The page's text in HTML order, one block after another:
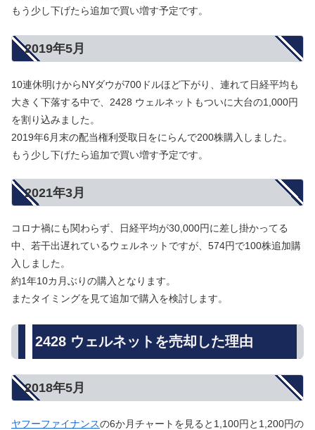
もう少し下げたら追加で買い増す予定です。
2019年5月
10連休明けからNYダウが700ドルほど下がり、連れて日経平均も
大きく下落する中で、2428 ウェルネットもついに大台の1,000円
を割り込みました。
2019年6月末の配当権利受取日をにらんで200株購入しました。
もう少し下げたら追加で買い増す予定です。
2021年3月
コロナ禍にも関わらず、日経平均が30,000円に差し掛かってる
中、若干出遅れているウェルネットですが、574円で100株追加購
入しました。
約1年10カ月ぶりの購入となります。
またタイミングを見て追加で購入を検討します。
2428 ウェルネットを売却した理由
2018年5月
ヤフーファイナンスの6か月チャートを見ると1,100円と1,200円の